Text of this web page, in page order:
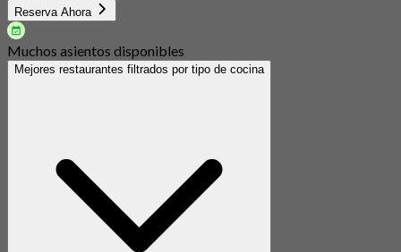
Reserva Ahora
Muchos asientos disponibles
Mejores restaurantes filtrados por tipo de cocina